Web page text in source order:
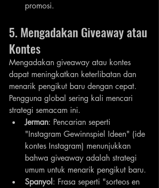
promosi.
5. Mengadakan Giveaway atau
Kontes
Mengadakan giveaway atau kontes
dapat meningkatkan keterlibatan dan
menarik pengikut baru dengan cepat.
Pengguna global sering kali mencari
strategi semacam ini.
Jerman: Pencarian seperti
"Instagram Gewinnspiel Ideen" (ide
kontes Instagram) menunjukkan
bahwa giveaway adalah strategi
umum untuk menarik pengikut baru.
Spanyol: Frasa seperti "sorteos en